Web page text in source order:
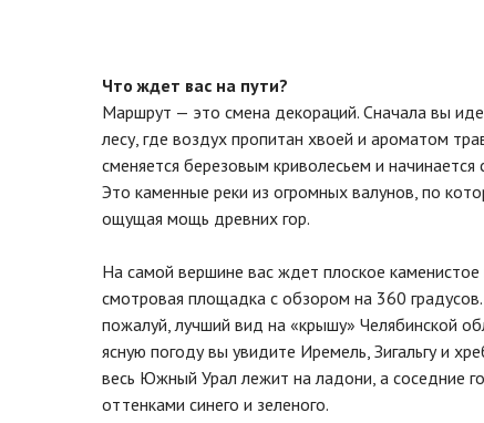
Что ждет вас на пути?
Маршрут — это смена декораций. Сначала вы
лесу, где воздух пропитан хвоей и ароматом
сменяется березовым криволесьем и
Это каменные реки из огромных валунов, по
ощущая мощь древних гор.
На самой вершине вас ждет плоское каменистое
смотровая площадка с обзором на 360
пожалуй, лучший вид на «крышу» Челябинской
ясную погоду вы увидите Иремель, Зигальгу и
весь Южный Урал лежит на ладони, а соседние
оттенками синего и зеленого.